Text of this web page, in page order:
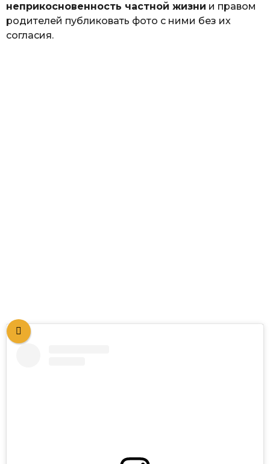
неприкосновенность частной жизни и правом
родителей публиковать фото с ними без их
согласия.